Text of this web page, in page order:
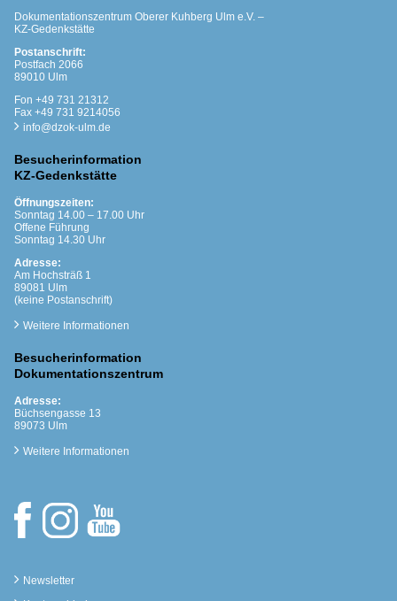
Dokumentationszentrum Oberer Kuhberg Ulm e.V. –
KZ-Gedenkstätte
Postanschrift:
Postfach 2066
89010 Ulm
Fon +49 731 21312
Fax +49 731 9214056
info@dzok-ulm.de
Besucherinformation
KZ-Gedenkstätte
Öffnungszeiten:
Sonntag 14.00 – 17.00 Uhr
Offene Führung
Sonntag 14.30 Uhr
Adresse:
Am Hochsträß 1
89081 Ulm
(keine Postanschrift)
Weitere Informationen
Besucherinformation
Dokumentationszentrum
Adresse:
Büchsengasse 13
89073 Ulm
Weitere Informationen
Newsletter